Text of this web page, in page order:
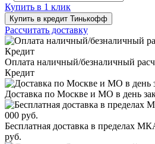
Купить в 1 клик
Купить в кредит Тинькофф
Рассчитать доставку
Оплата наличный/безналичный
Кредит
Доставка по Москве и МО в день
Бесплатная доставка в пределах
руб.